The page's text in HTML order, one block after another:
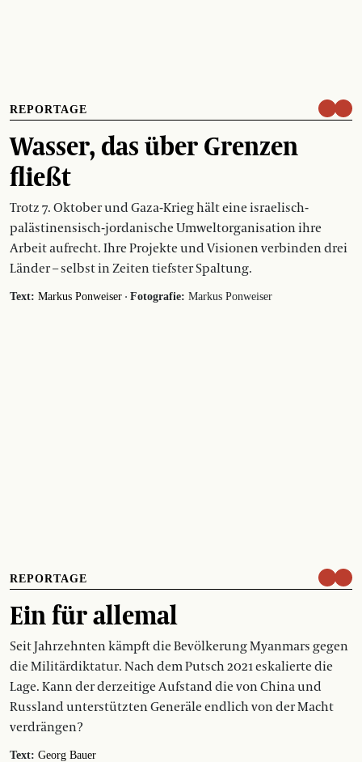
REPORTAGE
Wasser, das über Grenzen
fließt
Trotz 7. Oktober und Gaza-Krieg hält eine israelisch-
palästinensisch-jordanische Umweltorganisation ihre
Arbeit aufrecht. Ihre Projekte und Visionen verbinden drei
Länder – selbst in Zeiten tiefster Spaltung.
Text: Markus Ponweiser · Fotografie: Markus Ponweiser
REPORTAGE
Ein für allemal
Seit Jahrzehnten kämpft die Bevölkerung Myanmars gegen
die Militärdiktatur. Nach dem Putsch 2021 eskalierte die
Lage. Kann der derzeitige Aufstand die von China und
Russland unterstützten Generäle endlich von der Macht
verdrängen?
Text: Georg Bauer